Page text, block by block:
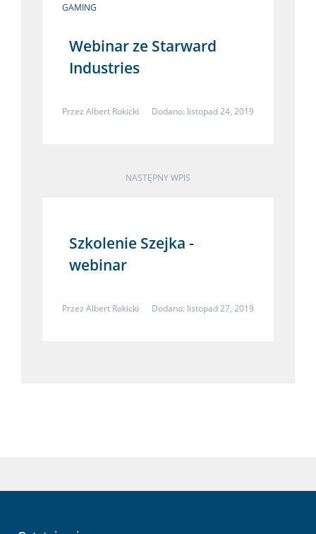
GAMING
Webinar ze Starward
Industries
Przez Albert Rokicki Dodano: listopad 24, 2019
NASTĘPNY WPIS
Szkolenie Szejka -
webinar
Przez Albert Rokicki Dodano: listopad 27, 2019